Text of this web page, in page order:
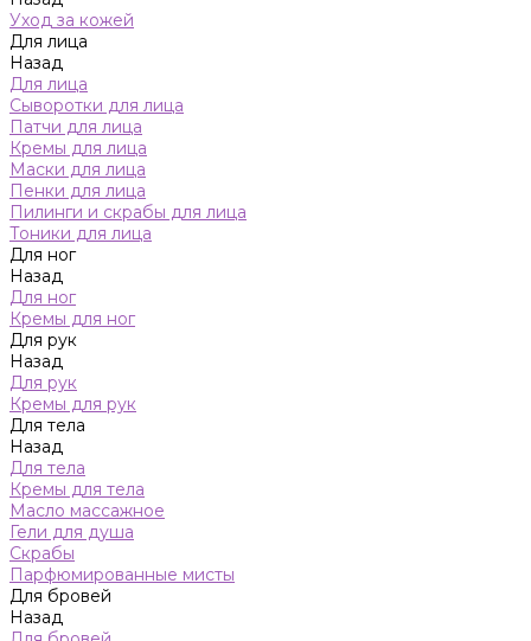
Уход за кожей
Для лица
Назад
Для лица
Сыворотки для лица
Патчи для лица
Кремы для лица
Маски для лица
Пенки для лица
Пилинги и скрабы для лица
Тоники для лица
Для ног
Назад
Для ног
Кремы для ног
Для рук
Назад
Для рук
Кремы для рук
Для тела
Назад
Для тела
Кремы для тела
Масло массажное
Гели для душа
Скрабы
Парфюмированные мисты
Для бровей
Назад